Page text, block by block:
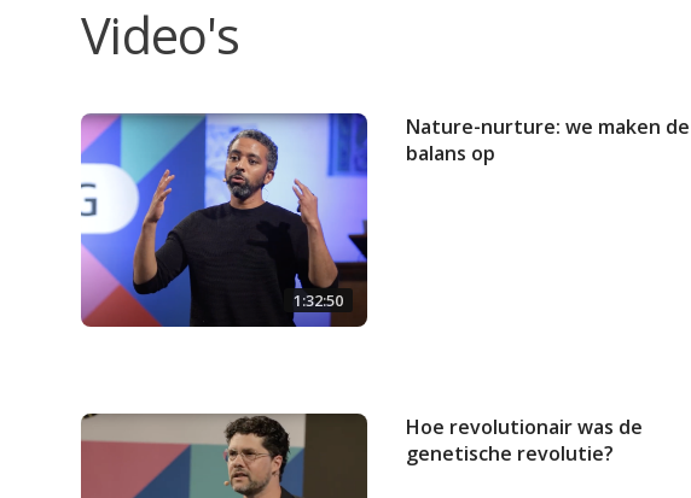
Video's
1:32:50
Nature-nurture: we maken de
balans op
Hoe revolutionair was de
genetische revolutie?